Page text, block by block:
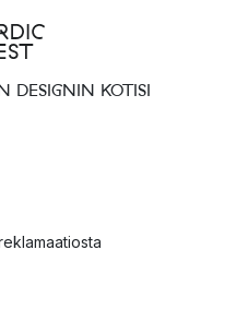
DESIGNIN KOTISI